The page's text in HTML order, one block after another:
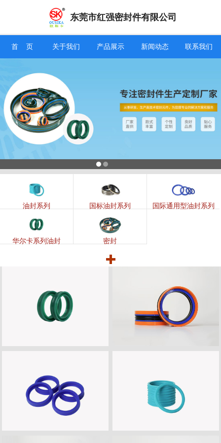
东莞市红强密封件有限公司
首 页 关于我们 产品展示 新闻动态 联系我们
油封系列 国标油封系列 国际通用型油封系列
华尔卡系列油封 密封
搜索